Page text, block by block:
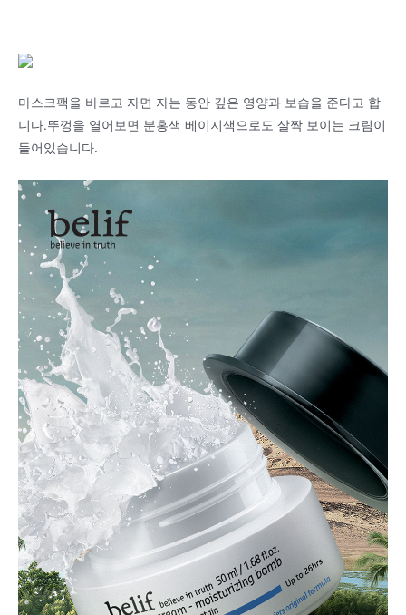
마스크팩을 바르고 자면 자는 동안 깊은 영양과 보습을 준다고 합
니다.뚜껑을 열어보면 분홍색 베이지색으로도 살짝 보이는 크림이
들어있습니다.